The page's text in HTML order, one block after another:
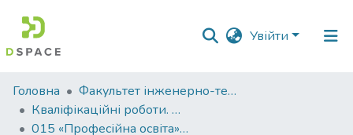
Увійти
Фонди
та
зібрання
Головна
Факультет інженерно-технологічний
Кваліфікаційні роботи. Факультет інженерно-технологічний
015 «Професійна освіта» - Магістри 2023-2024